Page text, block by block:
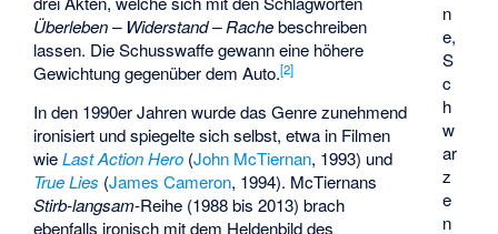
n
e,
S
c
h
w
ar
z
e
n
Überleben – Widerstand – Rachebeschreiben
lassen. Die Schusswaffe gewann eine höhere
Gewichtung gegenüber dem Auto.[2]
In den 1990er Jahren wurde das Genre zunehmend
ironisiert und spiegelte sich selbst, etwa in Filmen
wieLast Action Hero (John McTiernan, 1993) und
True Lies (James Cameron, 1994). McTiernans
Stirb-langsam-Reihe (1988 bis 2013) brach
ebenfalls ironisch mit dem Heldenbild des